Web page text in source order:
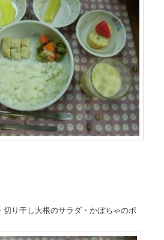
切り干し大根のサラダ・かぼちゃのポ